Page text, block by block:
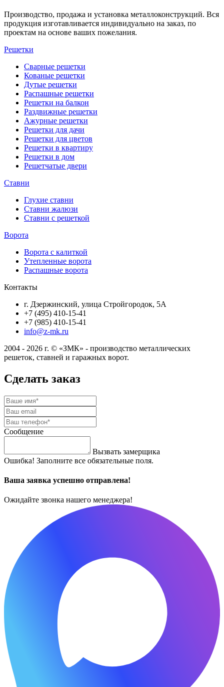
Производство, продажа и установка металлоконструкций. Вся
продукция изготавливается индивидуально на заказ, по
проектам на основе ваших пожелания.
Решетки
Сварные решетки
Кованые решетки
Дутые решетки
Распашные решетки
Решетки на балкон
Раздвижные решетки
Ажурные решетки
Решетки для дачи
Решетки для цветов
Решетки в квартиру
Решетки в дом
Решетчатые двери
Ставни
Глухие ставни
Ставни жалюзи
Ставни с решеткой
Ворота
Ворота с калиткой
Утепленные ворота
Распашные ворота
Контакты
г. Дзержинский, улица Стройгородок, 5А
+7 (495) 410-15-41
+7 (985) 410-15-41
info@z-mk.ru
2004 - 2026 г. © «ЗМК» - производство металлических
решеток, ставней и гаражных ворот.
Сделать заказ
Сообщение
Вызвать замерщика
Ошибка! Заполните все обязательные поля.
Ваша заявка успешно отправлена!
Ожидайте звонка нашего менеджера!